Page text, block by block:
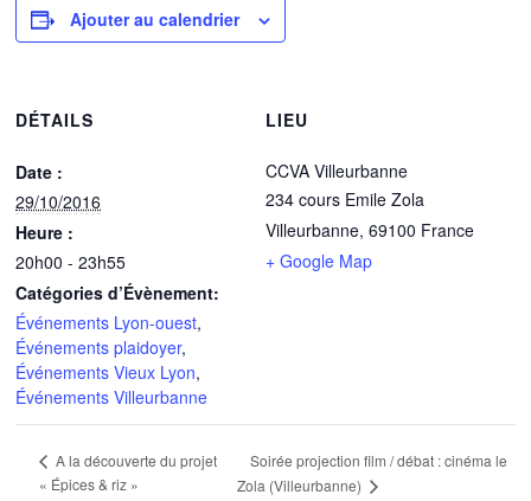
Ajouter au calendrier
DÉTAILS
Date :
29/10/2016
Heure :
20h00 - 23h55
Catégories d’Évènement:
Événements Lyon-ouest,
Événements plaidoyer,
Événements Vieux Lyon,
Événements Villeurbanne
LIEU
CCVA Villeurbanne
234 cours Emile Zola
Villeurbanne, 69100 France
+ Google Map
A la découverte du projet
« Épices & riz »
Soirée projection film / débat : cinéma le
Zola (Villeurbanne)